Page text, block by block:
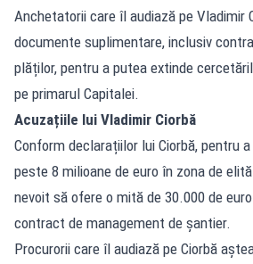
Anchetatorii care îl audiază pe Vladimir
documente suplimentare, inclusiv
plăților, pentru a putea extinde
pe primarul Capitalei.
Acuzațiile lui Vladimir Ciorbă
Conform declarațiilor lui Ciorbă, pentru
peste 8 milioane de euro în zona de
nevoit să ofere o mită de 30.000 de
contract de management de șantier.
Procurorii care îl audiază pe Ciorbă